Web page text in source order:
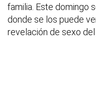
familia. Este domingo
donde se los puede
revelación de sexo